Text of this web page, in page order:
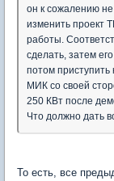
он к сожалению
изменить проект
работы.
сделать, затем
потом приступить
МИК со своей
250 КВт после
Что должно дать
То есть, все